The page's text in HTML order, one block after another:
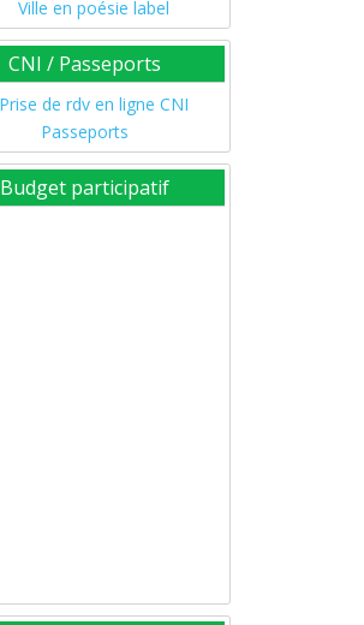
CNI / Passeports
Budget participatif